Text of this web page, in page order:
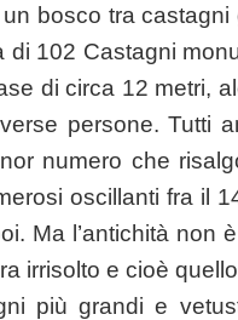
bosco tra
102 Castagni
di circa 12 metri,
persone. Tutti
numero che
oscillanti fra il
Ma l’antichità non
irrisolto e cioè
più grandi e